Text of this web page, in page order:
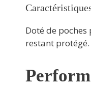
Doté de
restant protégé.